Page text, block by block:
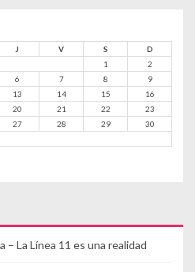
J V S
D
1
2
6 7 8
9
13 14 15
16
20 21 22
23
27 28 29
30
La Línea 11 es una realidad